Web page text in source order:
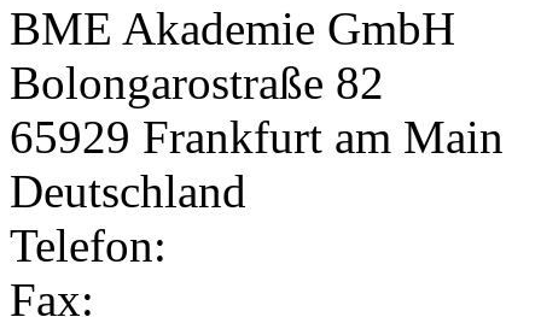
BME Akademie GmbH
Bolongarostraße 82
65929 Frankfurt am Main
Deutschland
Telefon:
Fax: